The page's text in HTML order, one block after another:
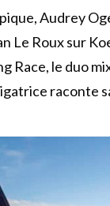
Audrey
Le Roux sur
Race, le duo
raconte